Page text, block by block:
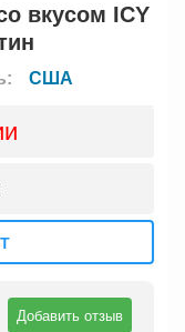
вкусом ICY
США
Добавить отзыв